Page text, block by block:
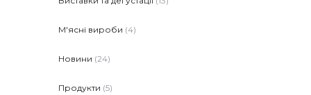
М'ясні вироби (4)
Новини (24)
Продукти (5)